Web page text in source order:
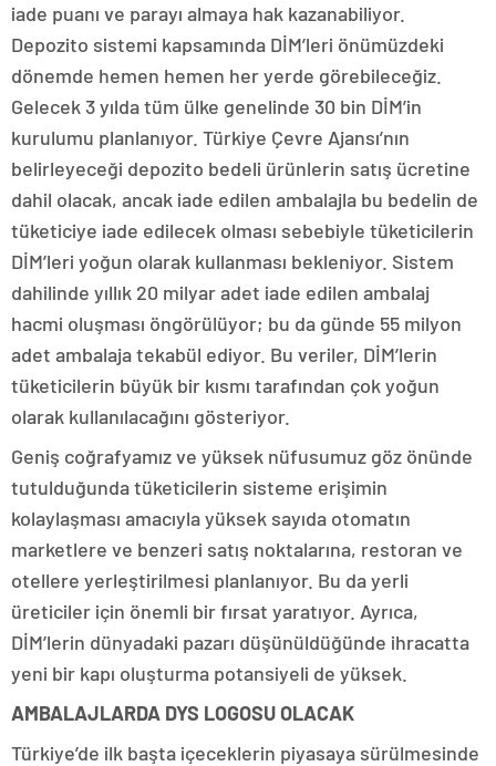
iade puanı ve parayı almaya hak kazanabiliyor.
Depozito sistemi kapsamında DİM’leri önümüzdeki
dönemde hemen hemen her yerde görebileceğiz.
Gelecek 3 yılda tüm ülke genelinde 30 bin DİM’in
kurulumu planlanıyor. Türkiye Çevre Ajansı’nın
belirleyeceği depozito bedeli ürünlerin satış ücretine
dahil olacak, ancak iade edilen ambalajla bu bedelin de
tüketiciye iade edilecek olması sebebiyle tüketicilerin
DİM’leri yoğun olarak kullanması bekleniyor. Sistem
dahilinde yıllık 20 milyar adet iade edilen ambalaj
hacmi oluşması öngörülüyor; bu da günde 55 milyon
adet ambalaja tekabül ediyor. Bu veriler, DİM’lerin
tüketicilerin büyük bir kısmı tarafından çok yoğun
olarak kullanılacağını gösteriyor.
Geniş coğrafyamız ve yüksek nüfusumuz göz önünde
tutulduğunda tüketicilerin sisteme erişimin
kolaylaşması amacıyla yüksek sayıda otomatın
marketlere ve benzeri satış noktalarına, restoran ve
otellere yerleştirilmesi planlanıyor. Bu da yerli
üreticiler için önemli bir fırsat yaratıyor. Ayrıca,
DİM’lerin dünyadaki pazarı düşünüldüğünde ihracatta
yeni bir kapı oluşturma potansiyeli de yüksek.
AMBALAJLARDA DYS LOGOSU OLACAK
Türkiye’de ilk başta içeceklerin piyasaya sürülmesinde